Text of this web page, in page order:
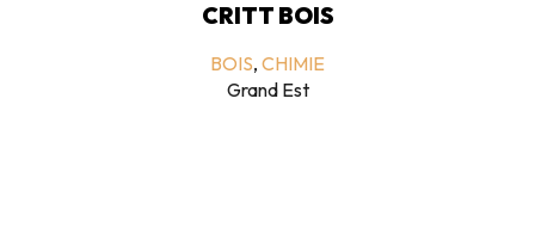
CRITT BOIS
BOIS, CHIMIE
Grand Est